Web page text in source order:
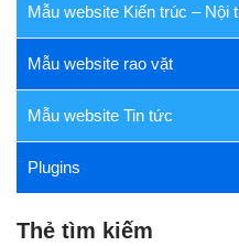
Mẫu website Kiến trúc – Nội
Mẫu website rao vặt
Mẫu website Tin tức
Plugins
Thẻ tìm kiếm